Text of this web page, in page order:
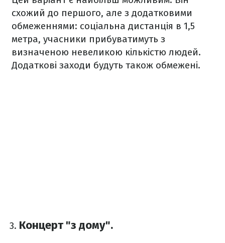
схожий до першого, але з додатковими
обмеженнями: соціальна дистанція в 1,5
метра, учасники прибуватимуть з
визначеною невеликою кількістю людей.
Додаткові заходи будуть також обмежені.
Концерт "з дому".